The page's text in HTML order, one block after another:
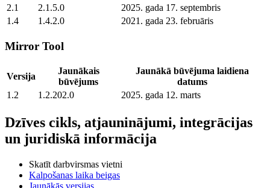
2.1
2.1.5.0
2025. gada 17. septembris
1.4
1.4.2.0 2021. gada 23. februāris
Mirror Tool
Versija
Jaunākais
būvējums
Jaunākā būvējuma laidiena
datums
1.2
1.2.202.0 2025. gada 12. marts
Dzīves cikls, atjauninājumi, integrācijas
un juridiskā informācija
Skatīt darbvirsmas vietni
Kalpošanas laika beigas